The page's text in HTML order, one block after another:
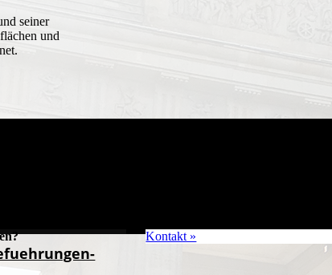
seiner
und
Kontakt »